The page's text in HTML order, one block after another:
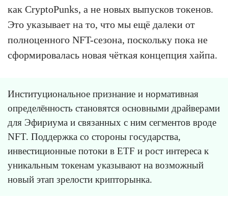
как CryptoPunks, а не новых выпусков токенов.
Это указывает на то, что мы ещё далеки от
полноценного NFT-сезона, поскольку пока не
сформировалась новая чёткая концепция хайпа.
Институциональное признание и нормативная
определённость становятся основными драйверами
для Эфириума и связанных с ним сегментов вроде
NFT. Поддержка со стороны государства,
инвестиционные потоки в ETF и рост интереса к
уникальным токенам указывают на возможный
новый этап зрелости крипторынка.